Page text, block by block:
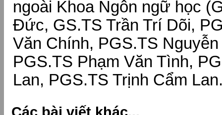
ngoài Khoa Ngôn ngữ học
Đức, GS.TS Trần Trí Dõi,
Văn Chính, PGS.TS
PGS.TS Phạm Văn Tình,
Lan, PGS.TS Trịnh Cẩm